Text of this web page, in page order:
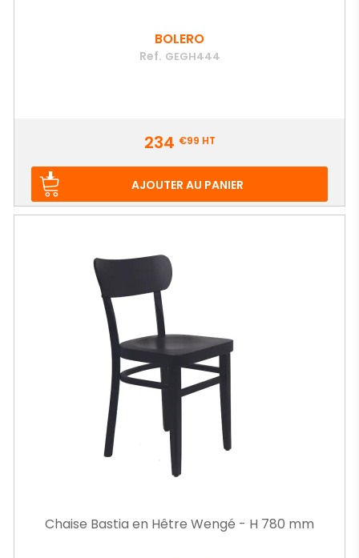
BOLERO
Ref. GEGH444
234 €99 HT
AJOUTER AU PANIER
Chaise Bastia en Hêtre Wengé - H 780 mm